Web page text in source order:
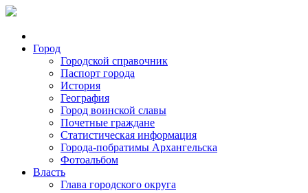
Город
Городской справочник
Паспорт города
История
География
Город воинской славы
Почетные граждане
Статистическая информация
Города-побратимы Архангельска
Фотоальбом
Власть
Глава городского округа